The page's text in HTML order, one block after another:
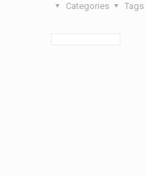
Categories Tags